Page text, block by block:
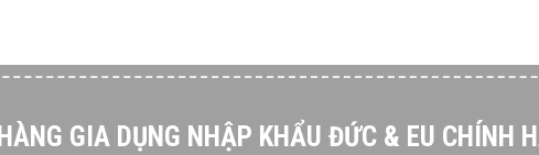
HÀNG GIA DỤNG NHẬP KHẨU ĐỨC & EU CHÍNH